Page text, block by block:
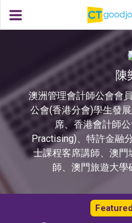
陳
澳洲管理會計師公會會
公會(香港分會)學生發
席、香港會計師
Practising)、特許金融
士課程客席講師、澳
師、澳門旅遊大學